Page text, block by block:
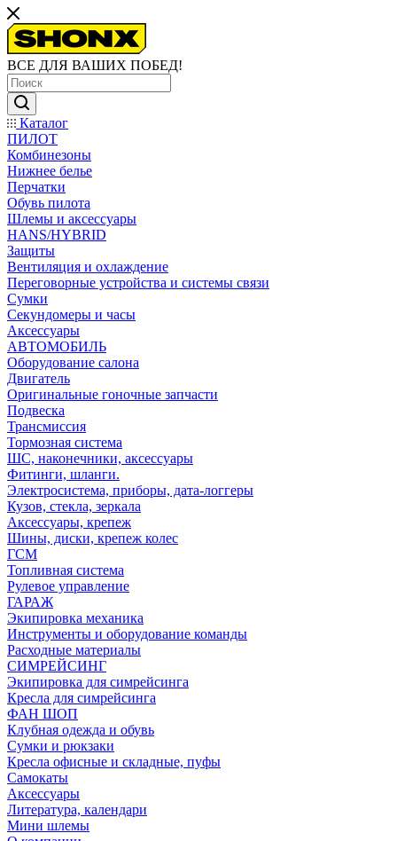
ВСЕ ДЛЯ ВАШИХ ПОБЕД!
Каталог
ПИЛОТ
Комбинезоны
Нижнее белье
Перчатки
Обувь пилота
Шлемы и аксессуары
HANS/HYBRID
Защиты
Вентиляция и охлаждение
Переговорные устройства и системы связи
Сумки
Секундомеры и часы
Аксессуары
АВТОМОБИЛЬ
Оборудование салона
Двигатель
Оригинальные гоночные запчасти
Подвеска
Трансмиссия
Тормозная система
ШС, наконечники, аксессуары
Фитинги, шланги.
Электросистема, приборы, дата-логгеры
Кузов, стекла, зеркала
Аксессуары, крепеж
Шины, диски, крепеж колес
ГСМ
Топливная система
Рулевое управление
ГАРАЖ
Экипировка механика
Инструменты и оборудование команды
Расходные материалы
СИМРЕЙСИНГ
Экипировка для симрейсинга
Кресла для симрейсинга
ФАН ШОП
Клубная одежда и обувь
Сумки и рюкзаки
Кресла офисные и складные, пуфы
Самокаты
Аксессуары
Литература, календари
Мини шлемы